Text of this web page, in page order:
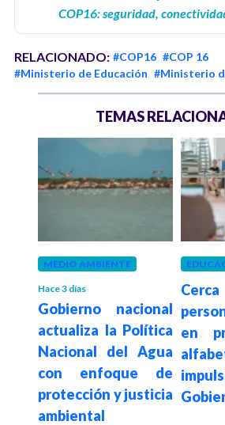
COP16: seguridad,
RELACIONADO: #COP16 #COP 16
#Ministerio de Educación #Ministerio
TEMAS
MEDIO AMBIENTE
Hace 3 días
Gobierno nacional
actualiza la Política
Nacional del Agua
con enfoque de
protección y justicia
ambiental
en